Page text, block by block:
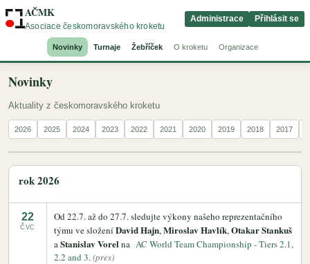
AČMK
Asociace českomoravského kroketu
Novinky Turnaje Žebříček O kroketu Organizace
Administrace Přihlásit se
Novinky
Aktuality z českomoravského kroketu
2026 2025 2024 2023 2022 2021 2020 2019 2018 2017
rok 2026
22
ČVC
Od 22.7. až do 27.7. sledujte výkony našeho reprezentačního
týmu ve složeníDavid Hajn,Miroslav Havlík,Otakar Stankuš
aStanislav Vorelna AC World Team Championship - Tiers 2.1,
2.2 and 3.(pres)